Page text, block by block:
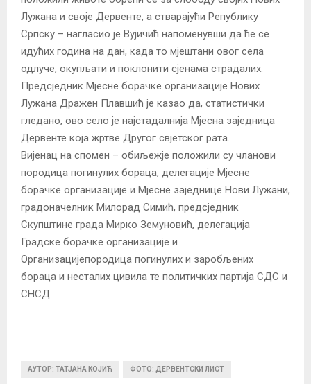
Лужана и своје Дервенте, а стварајући Републику
Српску – нагласио је Вујичић напоменувши да ће се
идућих година на дан, када то мјештани овог села
одлуче, окупљати и поклонити сјенама страдалих.
Предсједник Мјесне борачке организације Нових
Лужана Дражен Плавшић је казао да, статистички
гледано, ово село је најстадалнија Мјесна заједница
Дервенте која жртве Другог свјетског рата.
Вијенац на спомен – обиљежје положили су чланови
породица погинулих бораца, делегације Мјесне
борачке организације и Мјесне заједнице Нови Лужани,
градоначелник Милорад Симић, предсједник
Скупштине града Мирко Земуновић, делегација
Градске борачке организације и
Организацијепородица погинулих и заробљених
бораца и несталих цивила те политичких партија СДС и
СНСД.
АУТОР: ТАТЈАНА КОЈИЋ ФОТО: ДЕРВЕНТСКИ ЛИСТ